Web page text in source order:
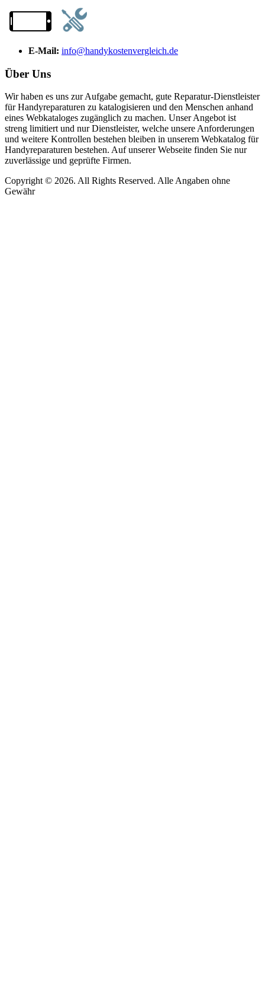
E-Mail: info@handykostenvergleich.de
Über Uns
Wir haben es uns zur Aufgabe gemacht, gute Reparatur-Dienstleister
für Handyreparaturen zu katalogisieren und den Menschen anhand
eines Webkataloges zugänglich zu machen. Unser Angebot ist
streng limitiert und nur Dienstleister, welche unsere Anforderungen
und weitere Kontrollen bestehen bleiben in unserem Webkatalog für
Handyreparaturen bestehen. Auf unserer Webseite finden Sie nur
zuverlässige und geprüfte Firmen.
Copyright © 2026. All Rights Reserved. Alle Angaben ohne
Gewähr